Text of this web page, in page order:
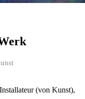
(von Kunst),